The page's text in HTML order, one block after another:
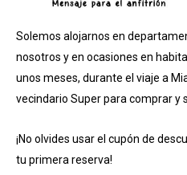
Solemos alojarnos en
nosotros y en ocasiones en
unos meses, durante el viaje a
vecindario Super para comprar y
¡No olvides usar el cupón de
tu primera reserva!